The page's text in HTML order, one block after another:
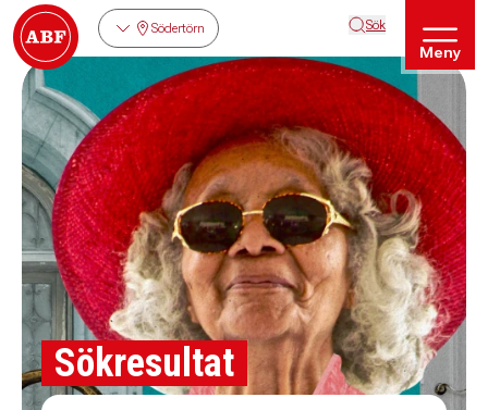
Södertörn Sök
Meny
Sökresultat